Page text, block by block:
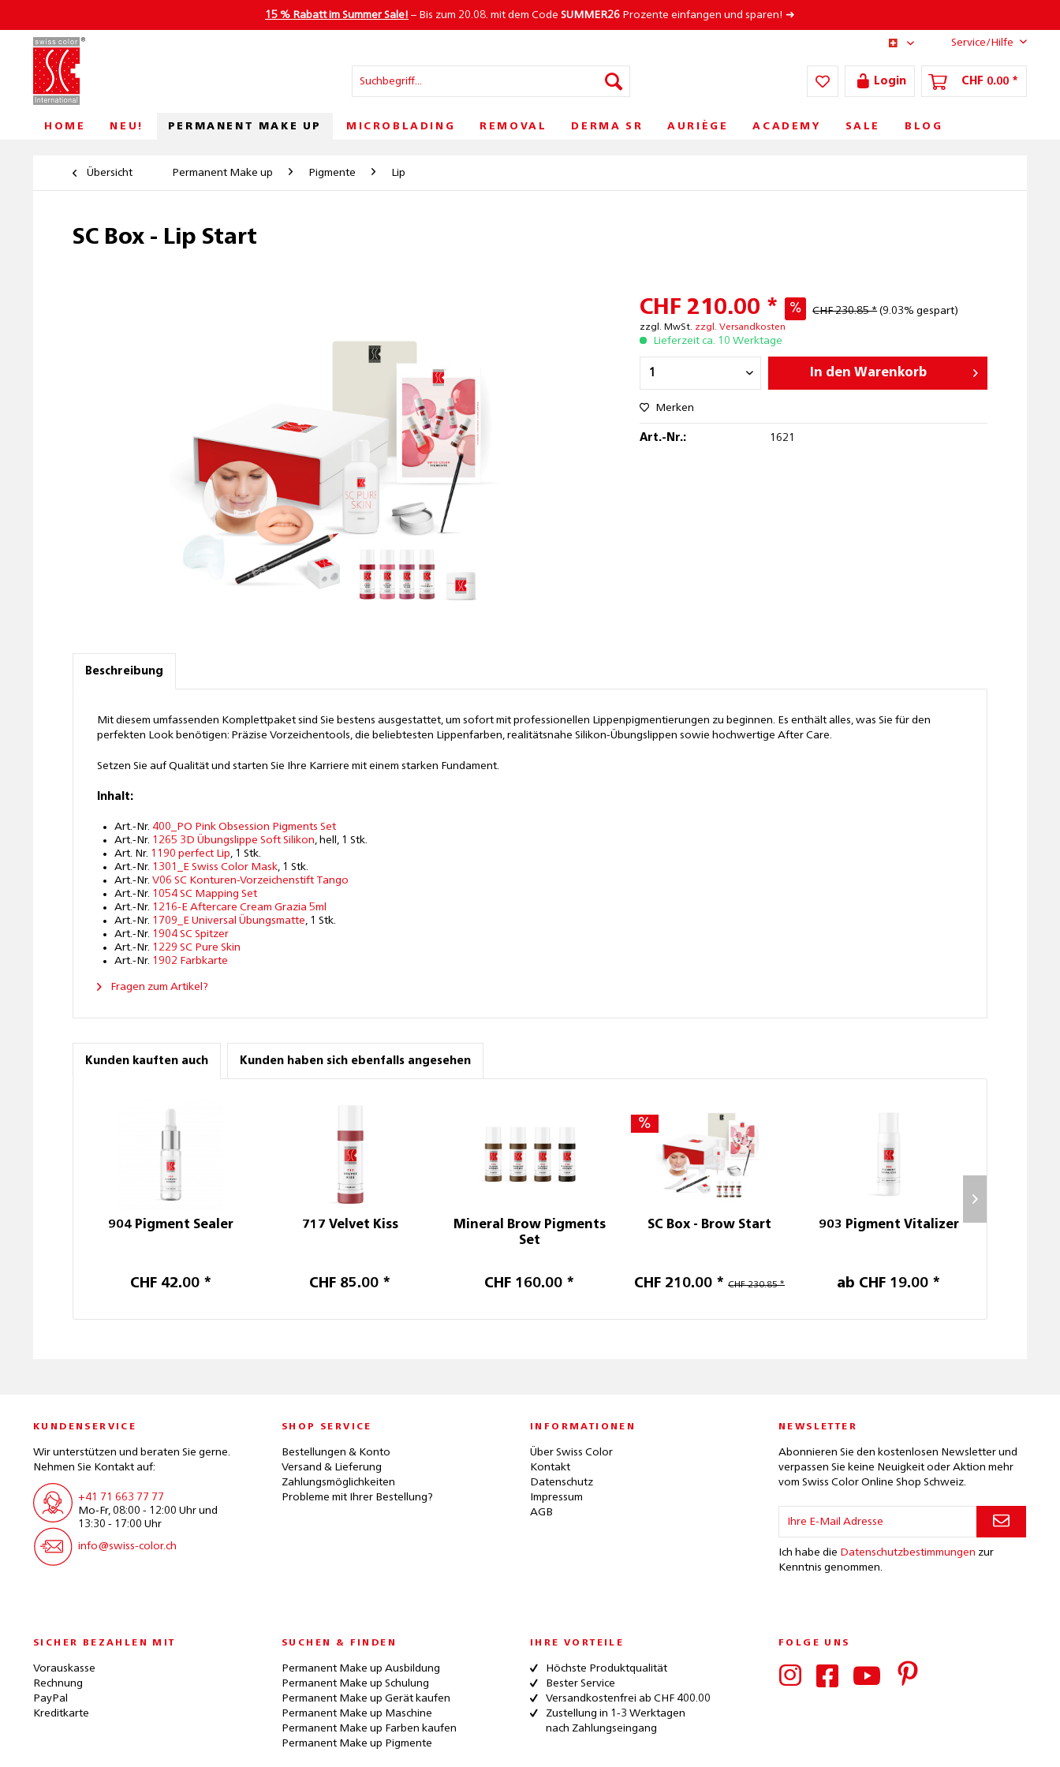
15 % Rabatt im Summer Sale! – Bis zum 20.08. mit dem Code SUMMER26 Prozente einfangen und sparen! ➜
CH/DE Service/Hilfe
Login CHF 0.00 *
HOME NEU! PERMANENT MAKE UP MICROBLADING REMOVAL DERMA SR AURIÈGE ACADEMY SALE BLOG
Übersicht Permanent Make up Pigmente Lip
SC Box - Lip Start
CHF 210.00 * CHF 230.85 * (9.03% gespart)
zzgl. MwSt. zzgl. Versandkosten
Lieferzeit ca. 10 Werktage
In den Warenkorb
Merken
Art.-Nr.: 1621
Beschreibung
Mit diesem umfassenden Komplettpaket sind Sie bestens ausgestattet, um sofort mit professionellen Lippenpigmentierungen zu beginnen. Es enthält alles, was Sie für den
perfekten Look benötigen: Präzise Vorzeichentools, die beliebtesten Lippenfarben, realitätsnahe Silikon-Übungslippen sowie hochwertige After Care.
Setzen Sie auf Qualität und starten Sie Ihre Karriere mit einem starken Fundament.
Inhalt:
Art.-Nr. 400_PO Pink Obsession Pigments Set
Art.-Nr. 1265 3D Übungslippe Soft Silikon, hell, 1 Stk.
Art. Nr. 1190 perfect Lip, 1 Stk.
Art.-Nr. 1301_E Swiss Color Mask, 1 Stk.
Art.-Nr. V06 SC Konturen-Vorzeichenstift Tango
Art.-Nr. 1054 SC Mapping Set
Art.-Nr. 1216-E Aftercare Cream Grazia 5ml
Art.-Nr. 1709_E Universal Übungsmatte, 1 Stk.
Art.-Nr. 1904 SC Spitzer
Art.-Nr. 1229 SC Pure Skin
Art.-Nr. 1902 Farbkarte
Fragen zum Artikel?
Kunden kauften auch Kunden haben sich ebenfalls angesehen
904 Pigment Sealer
CHF 42.00 *
717 Velvet Kiss
CHF 85.00 *
Mineral Brow Pigments
Set
CHF 160.00 *
SC Box - Brow Start
CHF 210.00 * CHF 230.85 *
903 Pigment Vitalizer
ab CHF 19.00 *
KUNDENSERVICE
Wir unterstützen und beraten Sie gerne.
Nehmen Sie Kontakt auf:
+41 71 663 77 77
Mo-Fr, 08:00 - 12:00 Uhr und
13:30 - 17:00 Uhr
info@swiss-color.ch
SHOP SERVICE
Bestellungen & Konto
Versand & Lieferung
Zahlungsmöglichkeiten
Probleme mit Ihrer Bestellung?
INFORMATIONEN
Über Swiss Color
Kontakt
Datenschutz
Impressum
AGB
NEWSLETTER
Abonnieren Sie den kostenlosen Newsletter und
verpassen Sie keine Neuigkeit oder Aktion mehr
vom Swiss Color Online Shop Schweiz.
Ich habe die Datenschutzbestimmungen zur
Kenntnis genommen.
SICHER BEZAHLEN MIT
Vorauskasse
Rechnung
PayPal
Kreditkarte
SUCHEN & FINDEN
Permanent Make up Ausbildung
Permanent Make up Schulung
Permanent Make up Gerät kaufen
Permanent Make up Maschine
Permanent Make up Farben kaufen
Permanent Make up Pigmente
IHRE VORTEILE
Höchste Produktqualität
Bester Service
Versandkostenfrei ab CHF 400.00
Zustellung in 1-3 Werktagen
nach Zahlungseingang
FOLGE UNS